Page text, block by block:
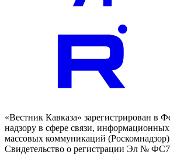
«Вестник Кавказа» зарегистрирован в
надзору в сфере связи,
массовых коммуникаций (Роскомнадзор)
Свидетельство о регистрации Эл №